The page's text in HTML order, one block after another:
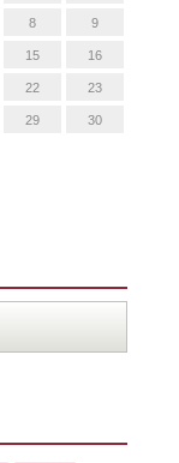
8 9
15 16
22 23
29 30